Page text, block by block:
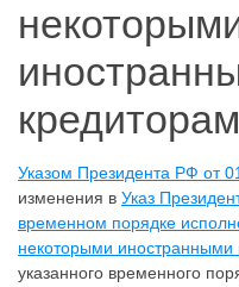
Указом Президента РФ от
изменения в Указ
временном порядке
некоторыми иностранными
указанного временного